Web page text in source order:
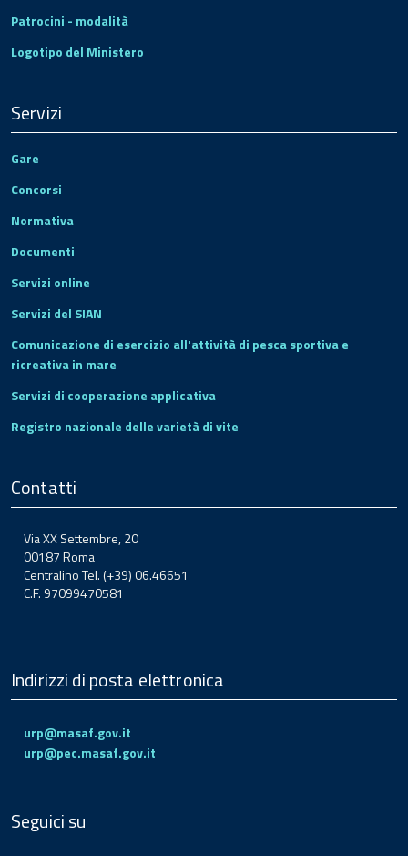
Patrocini - modalità
Logotipo del Ministero
Servizi
Gare
Concorsi
Normativa
Documenti
Servizi online
Servizi del SIAN
Comunicazione di esercizio all'attività di pesca sportiva e
ricreativa in mare
Servizi di cooperazione applicativa
Registro nazionale delle varietà di vite
Contatti
Via XX Settembre, 20
00187 Roma
Centralino Tel. (+39) 06.46651
C.F. 97099470581
Indirizzi di posta elettronica
urp@masaf.gov.it
urp@pec.masaf.gov.it
Seguici su